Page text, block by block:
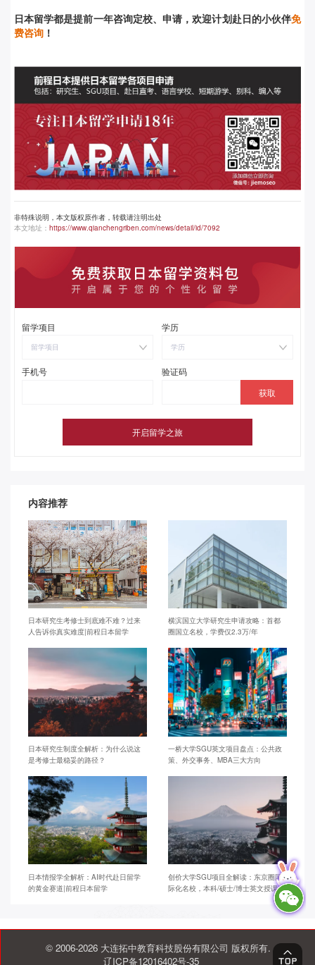
日本留学都是提前一年咨询定校、申请，欢迎计划赴日的小伙伴免
费咨询 ！
非特殊说明，本文版权原作者，转载请注明出处
本文地址： https://www.qianchengriben.com/news/detail/id/7092
留学项目
留学项目
学历
学历
手机号 验证码
内容推荐
日本研究生考修士到底难不难？过来
人告诉你真实难度|前程日本留学
横滨国立大学研究生申请攻略：首都
圈国立名校，学费仅2.3万/年
日本研究生制度全解析：为什么说这
是考修士最稳妥的路径？
一桥大学SGU英文项目盘点：公共政
策、外交事务、MBA三大方向
日本情报学全解析：AI时代赴日留学
的黄金赛道|前程日本留学
创价大学SGU项目全解读：东京圈国
际化名校，本科/硕士/博士英文授课
© 2006-2026 大连拓中教育科技股份有限公司 版权所有.
辽ICP备12016402号-35